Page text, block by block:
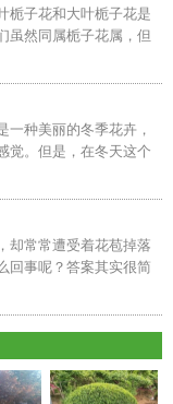
栀子花和大叶栀子花是
虽然同属栀子花属，但
一种美丽的冬季花卉，
觉。但是，在冬天这个
却常常遭受着花苞掉落
回事呢？答案其实很简